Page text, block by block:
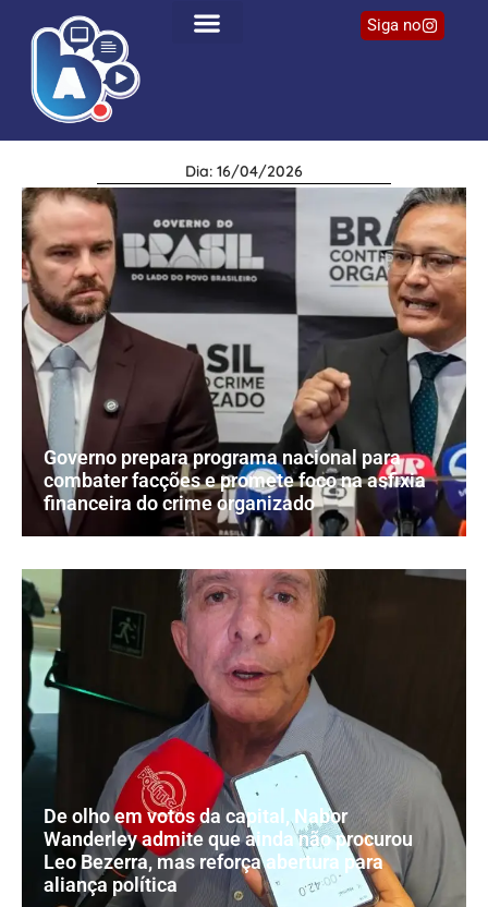
Siga no
Dia: 16/04/2026
Governo prepara programa nacional para
combater facções e promete foco na asfixia
financeira do crime organizado
De olho em votos da capital, Nabor
Wanderley admite que ainda não procurou
Leo Bezerra, mas reforça abertura para
aliança política